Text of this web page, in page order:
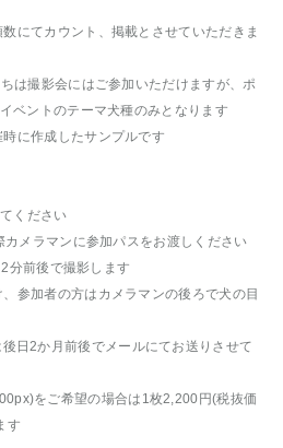
にてカウント、掲載とさせていただきま
は撮影会にはご参加いただけますが、ポ
ベントのテーマ犬種のみとなります
に作成したサンプルです
ください
メラマンに参加パスをお渡しください
分前後で撮影します
参加者の方はカメラマンの後ろで犬の目
日2か月前後でメールにてお送りさせて
をご希望の場合は1枚2,200円(税抜価
す